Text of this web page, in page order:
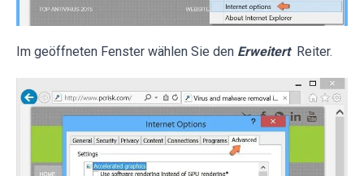
Im geöffneten Fenster wählen Sie den Erweitert Reiter.